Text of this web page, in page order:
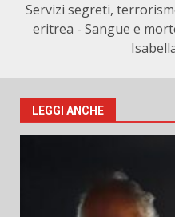
Servizi segreti,
eritrea - Sangue e
LEGGI ANCHE